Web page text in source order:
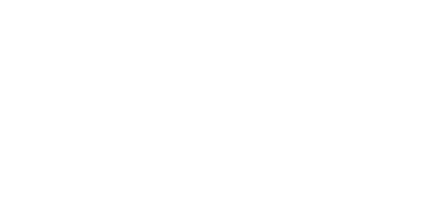
de confidentialité, en garantissant la conformité avec les réglementations. Personnalisez vos préférences pour